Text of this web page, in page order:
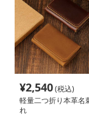
¥2,540(税込)
軽量二つ折り本革名
れ